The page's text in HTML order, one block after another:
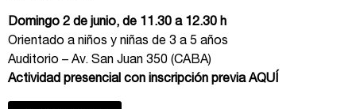
Domingo 2 de junio, de 11.30 a 12.30 h
Orientado a niños y niñas de 3 a 5 años
Auditorio – Av. San Juan 350 (CABA)
Actividad presencial con inscripción previaAQUÍ